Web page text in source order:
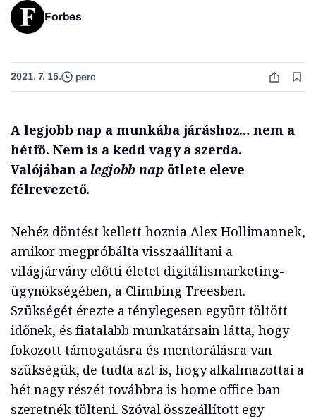
Forbes
2021. 7. 15. perc
A legjobb nap a munkába járáshoz… nem a
hétfő. Nem is a kedd vagy a szerda.
Valójában a legjobb napötlete eleve
félrevezető.
Nehéz döntést kellett hoznia Alex Hollimannek,
amikor megpróbálta visszaállítani a
világjárvány előtti életet digitálismarketing-
ügynökségében, a Climbing Treesben.
Szükségét érezte a ténylegesen együtt töltött
időnek, és fiatalabb munkatársain látta, hogy
fokozott támogatásra és mentorálásra van
szükségük, de tudta azt is, hogy alkalmazottai a
hét nagy részét továbbra is home office-ban
szeretnék tölteni. Szóval összeállított egy